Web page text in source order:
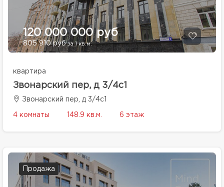
120 000 000 руб
805 910 рубза 1 кв.м.
квартира
Звонарский пер, д 3/4с1
Звонарский пер, д 3/4с1
4 комнаты 148.9 кв.м. 6 этаж
Продажа